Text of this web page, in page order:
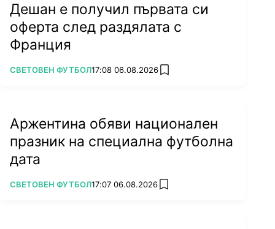
Дешан е получил първата си
оферта след раздялата с
Франция
ПОВЕЧЕ ОТ
СВЕТОВЕН ФУТБОЛ17:08 06.08.2026 add favorites
Аржентина обяви национален
празник на специална футболна
дата
ПОВЕЧЕ ОТ
СВЕТОВЕН ФУТБОЛ17:07 06.08.2026 add favorites